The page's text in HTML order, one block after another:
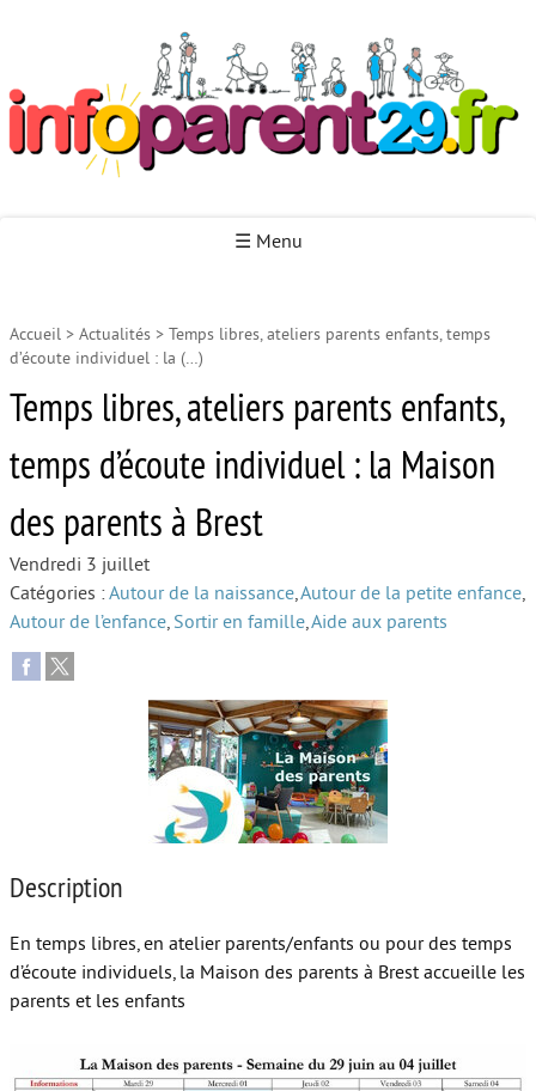
☰ Menu
Accueil
Autour de la petite enfance
Autour de l’enfance
Autour de la jeunesse
Protéger les enfants
Face au deuil
Sortir en famille
Vie de couple
Accueil > Actualités > Temps libres, ateliers parents enfants, temps
d’écoute individuel : la (…)
Temps libres, ateliers parents enfants,
temps d’écoute individuel : la Maison
des parents à Brest
Vendredi 3 juillet
Catégories :Autour de la naissance,Autour de la petite enfance,
Autour de l’enfance, Sortir en famille,Aide aux parents
Description
En temps libres, en atelier parents/enfants ou pour des temps
d’écoute individuels, la Maison des parents à Brest accueille les
parents et les enfants